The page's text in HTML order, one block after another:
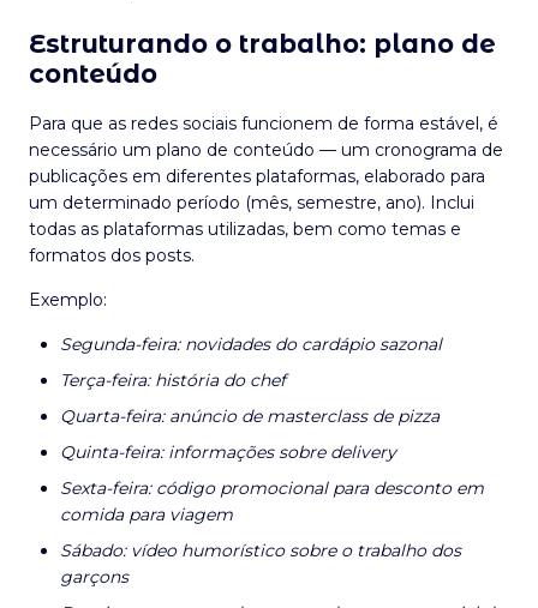
Estruturando o trabalho: plano de
conteúdo
Para que as redes sociais funcionem de forma estável, é
necessário um plano de conteúdo — um cronograma de
publicações em diferentes plataformas, elaborado para
um determinado período (mês, semestre, ano). Inclui
todas as plataformas utilizadas, bem como temas e
formatos dos posts.
Exemplo:
Segunda-feira: novidades do cardápio sazonal
Terça-feira: história do chef
Quarta-feira: anúncio de masterclass de pizza
Quinta-feira: informações sobre delivery
Sexta-feira: código promocional para desconto em
comida para viagem
Sábado: vídeo humorístico sobre o trabalho dos
garçons